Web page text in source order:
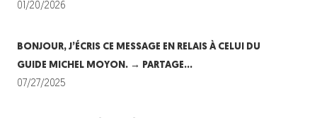
01/20/2026
BONJOUR, J’ÉCRIS CE MESSAGE EN RELAIS À CELUI DU
GUIDE MICHEL MOYON. → PARTAGE…
07/27/2025